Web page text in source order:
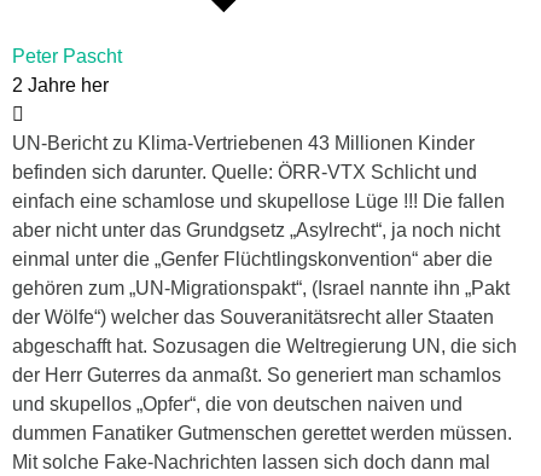
Peter Pascht
2 Jahre her
UN-Bericht zu Klima-Vertriebenen 43 Millionen Kinder
befinden sich darunter. Quelle: ÖRR-VTX Schlicht und
einfach eine schamlose und skupellose Lüge !!! Die fallen
aber nicht unter das Grundgsetz „Asylrecht“, ja noch nicht
einmal unter die „Genfer Flüchtlingskonvention“ aber die
gehören zum „UN-Migrationspakt“, (Israel nannte ihn „Pakt
der Wölfe“) welcher das Souveranitätsrecht aller Staaten
abgeschafft hat. Sozusagen die Weltregierung UN, die sich
der Herr Guterres da anmaßt. So generiert man schamlos
und skupellos „Opfer“, die von deutschen naiven und
dummen Fanatiker Gutmenschen gerettet werden müssen.
Mit solche Fake-Nachrichten lassen sich doch dann mal